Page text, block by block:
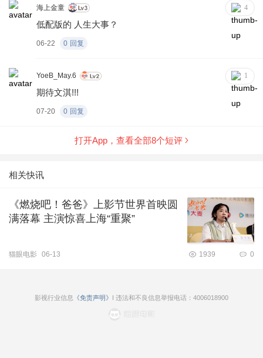
海上金童 4
低配版的 人生大事？
06-22 0 回复
YoeB_May.6 1
期待文淇!!!
07-20 0 回复
打开App，查看全部8个短评
相关快讯
《燃烧吧！爸爸》上影节世界首映圆
满落幕 主演惊喜上海“重聚”
猫眼电影 06-13 1939 0
影视行业信息 《免责声明》 I 违法和不良信息举报电话：4006018900